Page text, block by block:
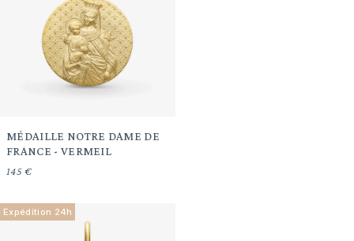
MÉDAILLE NOTRE DAME DE
FRANCE - VERMEIL
145 €
Expédition 24h